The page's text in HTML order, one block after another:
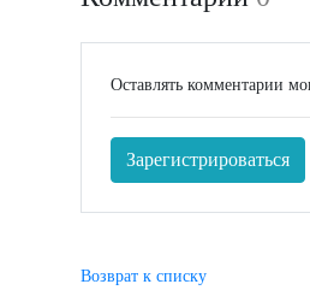
Оставлять комментарии
Зарегистрироваться
Возврат к списку